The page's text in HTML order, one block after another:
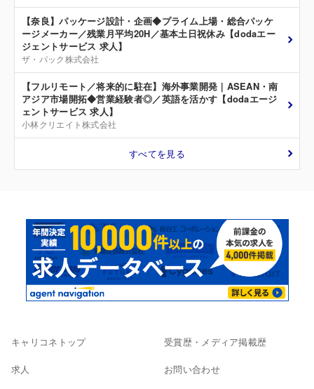
【奈良】パッケージ設計・企画◆プライム上場・総合パッケ
ージメーカー／残業月平均20H／基本土日祝休み【dodaエー
ジェントサービス 求人】
ザ・パック株式会社
【フルリモート／将来的に駐在】海外事業開発｜ASEAN・南
アジア市場開拓◆営業経験者◎／英語を活かす【dodaエージ
ェントサービス 求人】
小林クリエイト株式会社
すべてを見る
キャリコネトップ
求人
受賞歴・メディア掲載歴
お問い合わせ